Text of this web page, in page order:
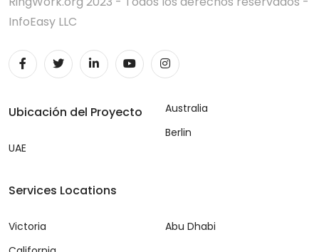
InfoEasy LLC
Ubicación del Proyecto
UAE
Australia
Berlin
Services Locations
Victoria
Abu Dhabi